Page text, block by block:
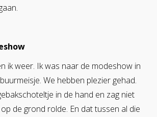
ik weer. Ik was naar de modeshow in
We hebben plezier gehad.
in de hand en zag niet
de grond rolde. En dat tussen al die